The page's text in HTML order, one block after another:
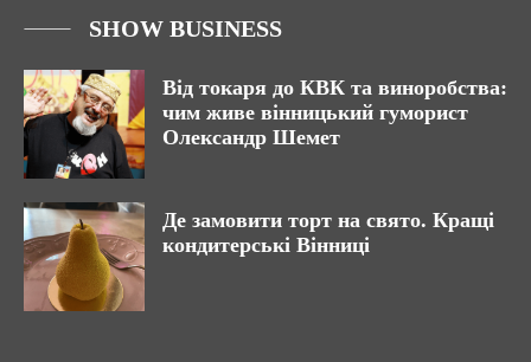
SHOW BUSINESS
Від токаря до КВК та виноробства:
чим живе вінницький гуморист
Олександр Шемет
Де замовити торт на свято. Кращі
кондитерські Вінниці